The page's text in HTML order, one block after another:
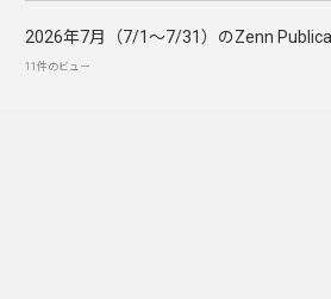
2026年7月（7/1〜7/31）のZenn
11件のビュー